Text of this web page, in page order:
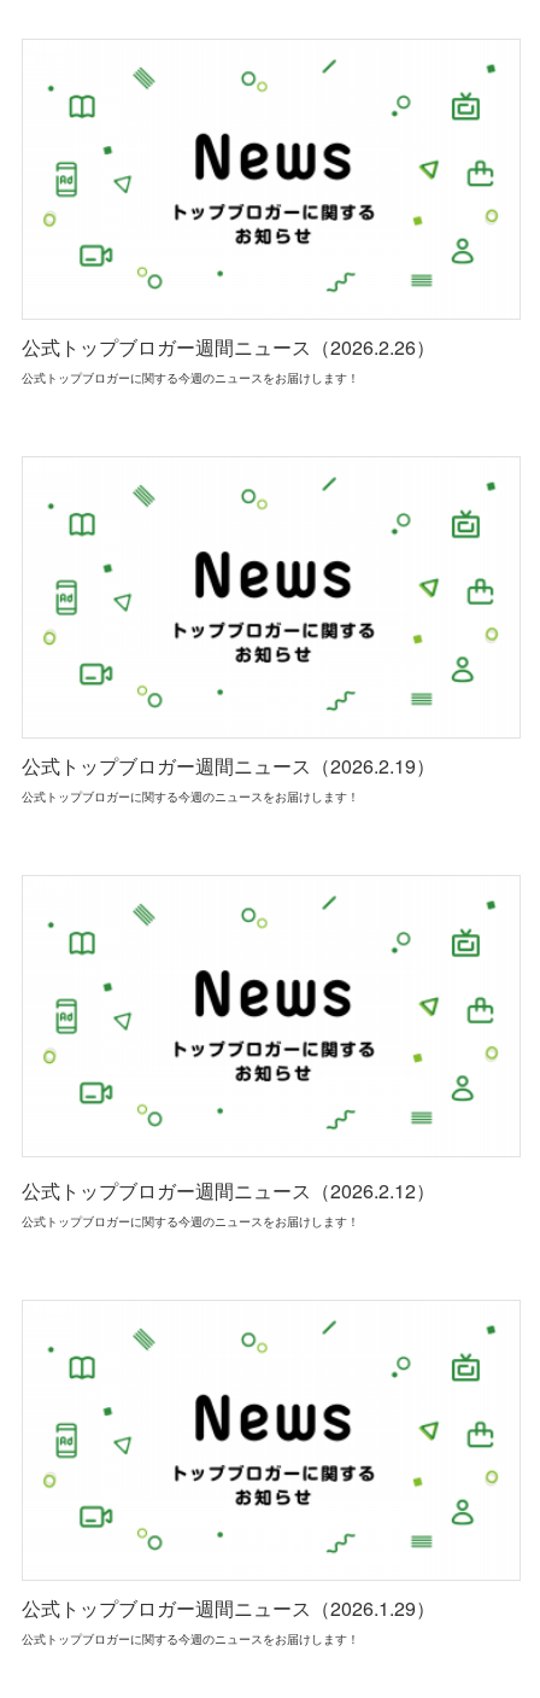
公式トップブロガー週間ニュース（2026.2.26）
公式トップブロガーに関する今週のニュースをお届けします！
公式トップブロガー週間ニュース（2026.2.19）
公式トップブロガーに関する今週のニュースをお届けします！
公式トップブロガー週間ニュース（2026.2.12）
公式トップブロガーに関する今週のニュースをお届けします！
公式トップブロガー週間ニュース（2026.1.29）
公式トップブロガーに関する今週のニュースをお届けします！